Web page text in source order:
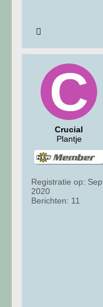
Crucial
Plantje
Registratie op: Sep
2020
Berichten: 11